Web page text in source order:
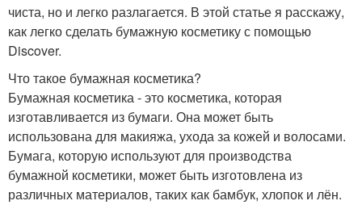
чиста, но и легко разлагается. В этой статье я расскажу,
как легко сделать бумажную косметику с помощью
Discover.
Что такое бумажная косметика?
Бумажная косметика - это косметика, которая
изготавливается из бумаги. Она может быть
использована для макияжа, ухода за кожей и волосами.
Бумага, которую используют для производства
бумажной косметики, может быть изготовлена из
различных материалов, таких как бамбук, хлопок и лён.